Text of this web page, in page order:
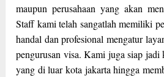
maupun perusahaan yang akan
Staff kami telah sangatlah memiliki
handal dan profesional mengatur
pengurusan visa. Kami juga siap jadi
yang di luar kota jakarta hingga